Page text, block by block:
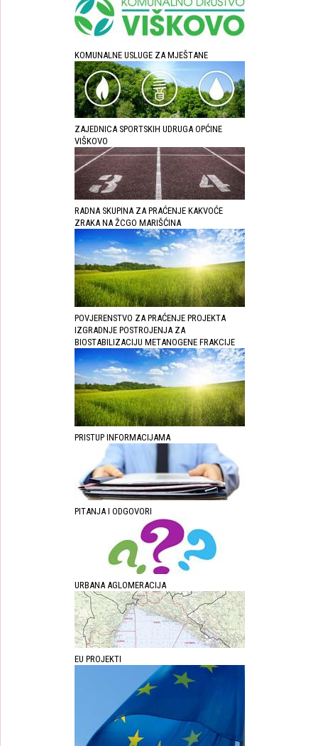
KOMUNALNE USLUGE ZA MJEŠTANE
ZAJEDNICA SPORTSKIH UDRUGA OPĆINE
VIŠKOVO
RADNA SKUPINA ZA PRAĆENJE KAKVOĆE
ZRAKA NA ŽCGO MARIŠĆINA
POVJERENSTVO ZA PRAĆENJE PROJEKTA
IZGRADNJE POSTROJENJA ZA
BIOSTABILIZACIJU METANOGENE FRAKCIJE
PRISTUP INFORMACIJAMA
PITANJA I ODGOVORI
URBANA AGLOMERACIJA
EU PROJEKTI